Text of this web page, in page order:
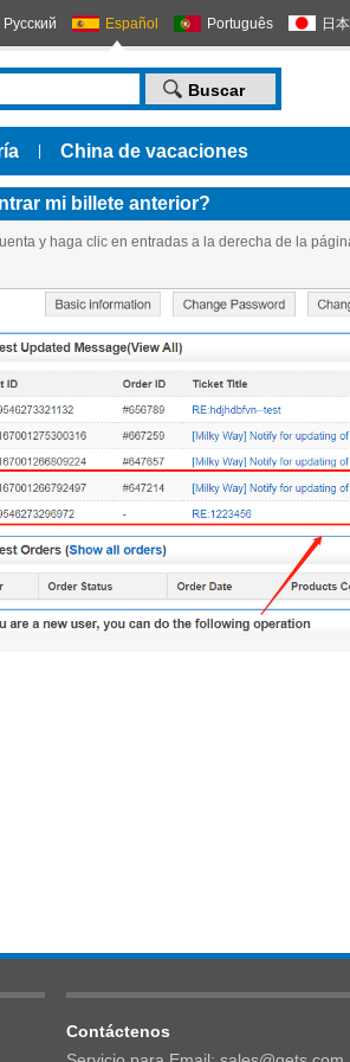
Русский Español Português 日
China de vacaciones
mi billete anterior?
y haga clic en entradas a la derecha de la
Contáctenos